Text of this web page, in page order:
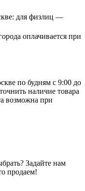
для физлиц —
оплачивается при
по будням с 9:00 до
наличие товара
возможна при
Задайте нам
продаем!